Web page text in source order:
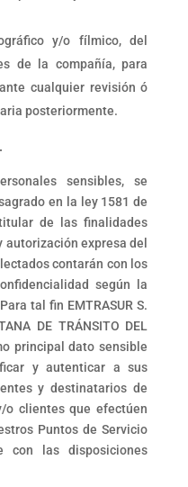
y/o fílmico, del
de la compañía, para
cualquier revisión ó
posteriormente.
sensibles, se
en la ley 1581 de
de las finalidades
expresa del
contarán con los
según la
tal fin EMTRASUR S.
DE TRÁNSITO DEL
principal dato sensible
y autenticar a sus
y destinatarios de
o clientes que efectúen
Puntos de Servicio
con las disposiciones